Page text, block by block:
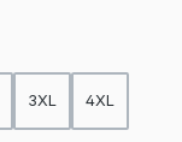
3XL 4XL